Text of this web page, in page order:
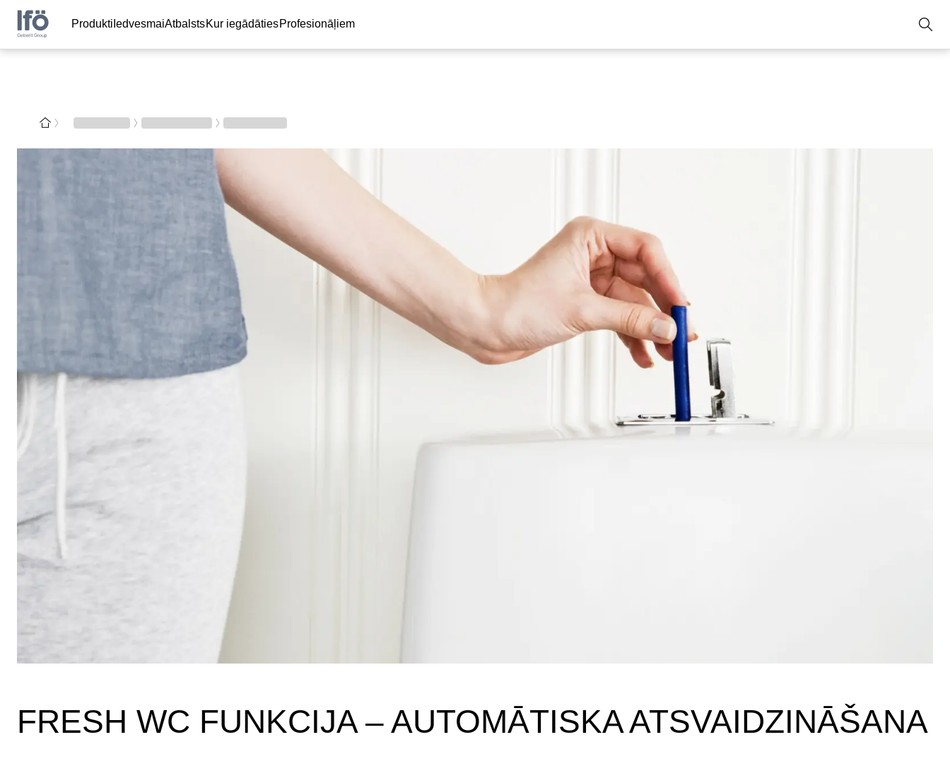
Produkti IedvesmaiAtbalstsKur iegādātiesProfesionāļiem
FRESH WC FUNKCIJA – AUTOMĀTISKA ATSVAIDZINĀŠANA